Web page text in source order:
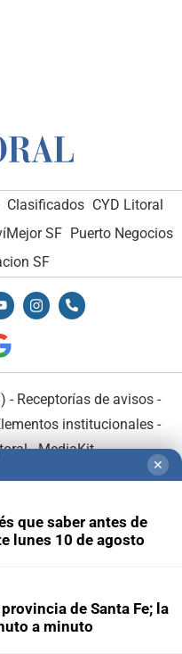
Clasificados CYD Litoral
SF Puerto Negocios
SF
- Receptorías de avisos -
institucionales-
-MediaKit
de:
con:
✕
que saber antes de
lunes 10 de agosto
de Santa Fe; la
a minuto